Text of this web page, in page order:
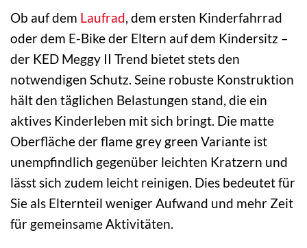
Ob auf dem Laufrad, dem ersten Kinderfahrrad
oder dem E-Bike der Eltern auf dem Kindersitz –
der KED Meggy II Trend bietet stets den
notwendigen Schutz. Seine robuste Konstruktion
hält den täglichen Belastungen stand, die ein
aktives Kinderleben mit sich bringt. Die matte
Oberfläche der flame grey green Variante ist
unempfindlich gegenüber leichten Kratzern und
lässt sich zudem leicht reinigen. Dies bedeutet für
Sie als Elternteil weniger Aufwand und mehr Zeit
für gemeinsame Aktivitäten.